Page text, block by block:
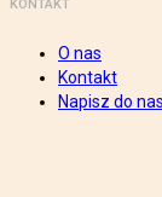
KONTAKT
O nas
Kontakt
Napisz do nas